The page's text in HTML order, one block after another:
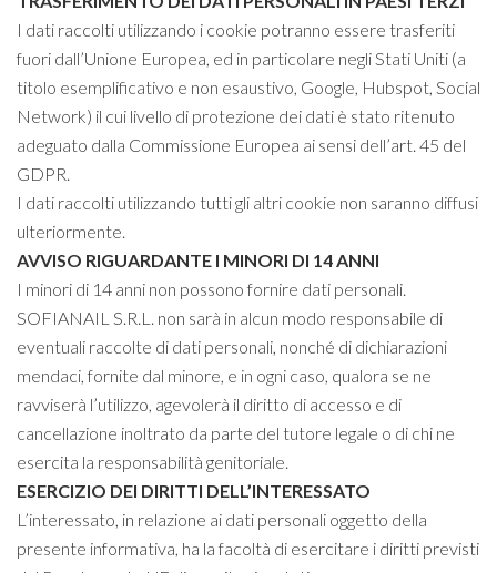
I dati raccolti utilizzando i cookie potranno essere trasferiti
fuori dall’Unione Europea, ed in particolare negli Stati Uniti (a
titolo esemplificativo e non esaustivo, Google, Hubspot, Social
Network) il cui livello di protezione dei dati è stato ritenuto
adeguato dalla Commissione Europea ai sensi dell’art. 45 del
GDPR.
I dati raccolti utilizzando tutti gli altri cookie non saranno diffusi
ulteriormente.
AVVISO RIGUARDANTE I MINORI DI 14 ANNI
I minori di 14 anni non possono fornire dati personali.
SOFIANAIL S.R.L. non sarà in alcun modo responsabile di
eventuali raccolte di dati personali, nonché di dichiarazioni
mendaci, fornite dal minore, e in ogni caso, qualora se ne
ravviserà l’utilizzo, agevolerà il diritto di accesso e di
cancellazione inoltrato da parte del tutore legale o di chi ne
esercita la responsabilità genitoriale.
ESERCIZIO DEI DIRITTI DELL’INTERESSATO
L’interessato, in relazione ai dati personali oggetto della
presente informativa, ha la facoltà di esercitare i diritti previsti